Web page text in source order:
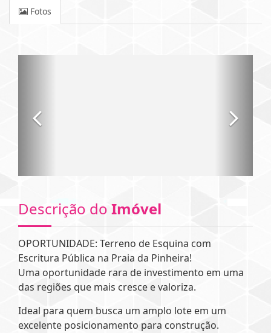
Fotos
Descrição do Imóvel
OPORTUNIDADE: Terreno de Esquina com
Escritura Pública na Praia da Pinheira!
Uma oportunidade rara de investimento em uma
das regiões que mais cresce e valoriza.
Ideal para quem busca um amplo lote em um
excelente posicionamento para construção.